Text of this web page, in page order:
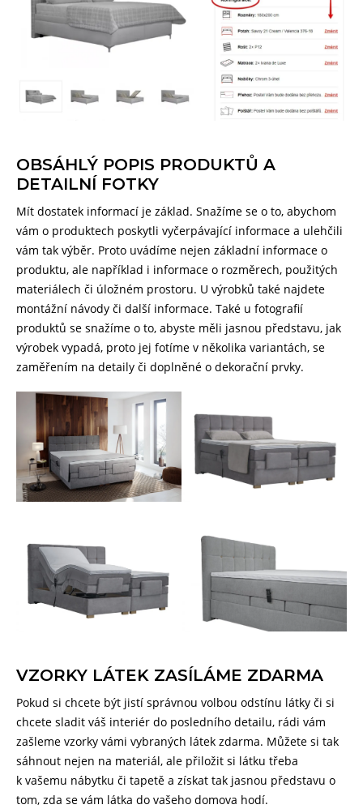
OBSÁHLÝ POPIS PRODUKTŮ A
DETAILNÍ FOTKY
Mít dostatek informací je základ. Snažíme se o to, abychom
vám o produktech poskytli vyčerpávající informace a ulehčili
vám tak výběr. Proto uvádíme nejen základní informace o
produktu, ale například i informace o rozměrech, použitých
materiálech či úložném prostoru. U výrobků také najdete
montážní návody či další informace. Také u fotografií
produktů se snažíme o to, abyste měli jasnou představu, jak
výrobek vypadá, proto jej fotíme v několika variantách, se
zaměřením na detaily či doplněné o dekorační prvky.
VZORKY LÁTEK ZASÍLÁME ZDARMA
Pokud si chcete být jistí správnou volbou odstínu látky či si
chcete sladit váš interiér do posledního detailu, rádi vám
zašleme vzorky vámi vybraných látek zdarma. Můžete si tak
sáhnout nejen na materiál, ale přiložit si látku třeba
k vašemu nábytku či tapetě a získat tak jasnou představu o
tom, zda se vám látka do vašeho domova hodí.